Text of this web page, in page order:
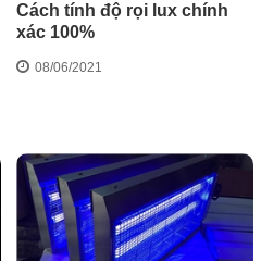
Cách tính độ rọi lux chính
xác 100%
08/06/2021